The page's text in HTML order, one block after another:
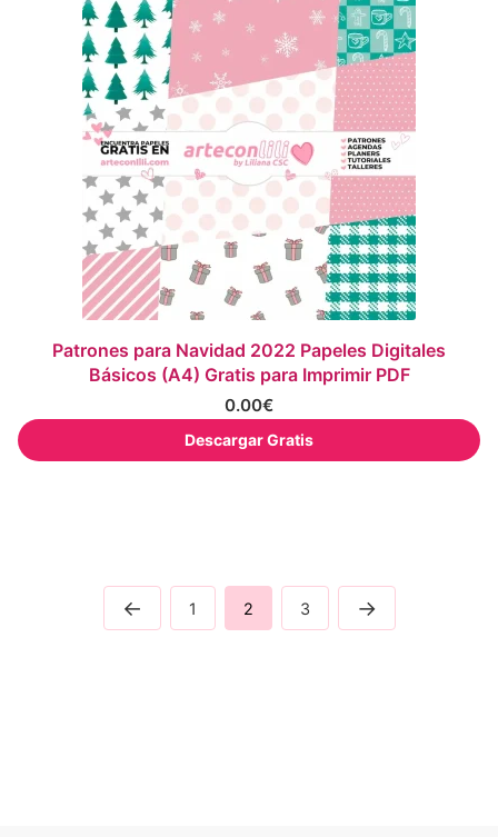
Patrones para Navidad 2022 Papeles Digitales
Básicos (A4) Gratis para Imprimir PDF
0.00€
Descargar Gratis
← 1 2 3 →